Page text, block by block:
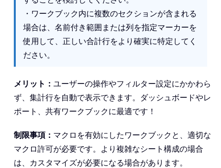
・ワークブック内に複数のセクションが含まれる
場合は、名前付き範囲または列を指定マーカーを
使用して、正しい合計行をより確実に特定してく
ださい。
メリット： ユーザーの操作やフィルター設定にかかわら
ず、集計行を自動で表示できます。ダッシュボードやレ
ポート、共有ワークブックに最適です！
制限事項： マクロを有効にしたワークブックと、適切な
マクロ許可が必要です。より複雑なシート構成の場合
は、カスタマイズが必要になる場合があります。